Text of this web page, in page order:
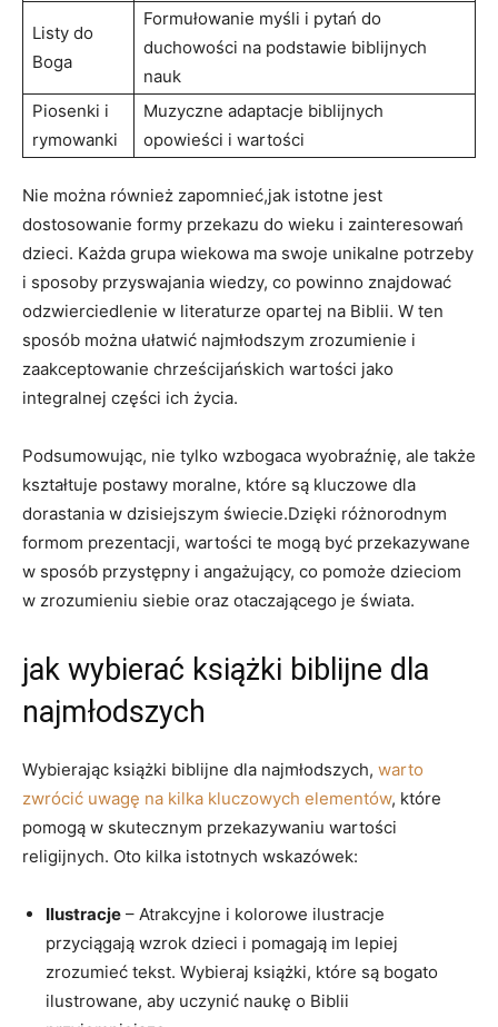
Listy do
Boga
Formułowanie myśli i pytań do
duchowości na podstawie biblijnych
nauk
Piosenki i
rymowanki
Muzyczne adaptacje biblijnych
opowieści i wartości
Nie można również zapomnieć,jak istotne jest
dostosowanie formy przekazu do wieku i zainteresowań
dzieci. Każda grupa wiekowa ma swoje unikalne potrzeby
i sposoby przyswajania wiedzy, co powinno znajdować
odzwierciedlenie w literaturze opartej na Biblii. W ten
sposób można ułatwić najmłodszym zrozumienie i
zaakceptowanie chrześcijańskich wartości jako
integralnej części ich życia.
Podsumowując, nie tylko wzbogaca wyobraźnię, ale także
kształtuje postawy moralne, które są kluczowe dla
dorastania w dzisiejszym świecie.Dzięki różnorodnym
formom prezentacji, wartości te mogą być przekazywane
w sposób przystępny i angażujący, co pomoże dzieciom
w zrozumieniu siebie oraz otaczającego je świata.
jak wybierać książki biblijne dla
najmłodszych
Wybierając książki biblijne dla najmłodszych, warto
zwrócić uwagę na kilka kluczowych elementów, które
pomogą w skutecznym przekazywaniu wartości
religijnych. Oto kilka istotnych wskazówek:
Ilustracje – Atrakcyjne i kolorowe ilustracje
przyciągają wzrok dzieci i pomagają im lepiej
zrozumieć tekst. Wybieraj książki, które są bogato
ilustrowane, aby uczynić naukę o Biblii